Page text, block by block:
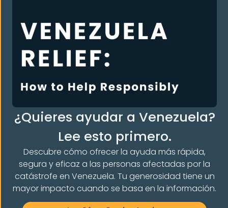
LA
¿Quieres ayudar a Venezuela?
Lee esto primero.
Descubre cómo ofrecer la ayuda más rápida,
segura y eficaz a las personas afectadas por la
catástrofe en Venezuela. Tu generosidad tiene un
mayor impacto cuando se basa en la información.